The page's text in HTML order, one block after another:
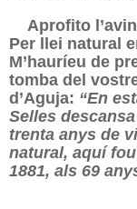
Aprofito
Per llei natural
M’hauríeu de
tomba del
d’Aguja: “En
Selles
trenta anys de
natural, aquí
1881, als 69